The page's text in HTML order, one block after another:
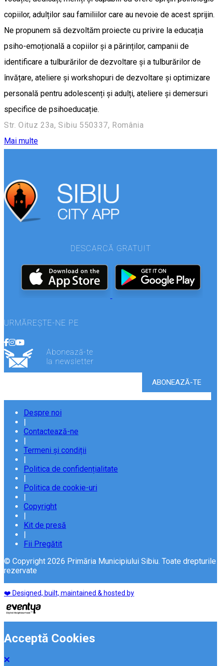
copiilor, adulților sau familiilor care au nevoie de acest sprijin.
Ne propunem să dezvoltăm proiecte cu privire la educația
psiho-emoțională a copiilor și a părinților, campanii de
identificare a tulburărilor de dezvoltare și a tulburărilor de
învățare, ateliere și workshopuri de dezvoltare și optimizare
personală pentru adolescenți și adulți, ateliere și demersuri
specifice de psihoeducație.
Str. Oituz 23a, Sibiu 550337, România
Mai multe
DESCARCĂ GRATUIT
URMĂREȘTE-NE PE
Abonează-te
la newsletter
Despre noi
|
Contactează-ne
|
Termeni și condiții
|
Politica de confidențialitate
|
Politica de cookie-uri
|
Copyright
|
Kit de presă
|
Fii Pregătit
© Copyright 2026 Primăria Municipiului Sibiu. Toate drepturile
rezervate
❤️ Designed, built, maintained & hosted by
Acceptă Cookies